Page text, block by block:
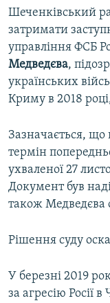
Усі сайти RFE/RL
Шеченківський
затримати
управління ФСБ
Медведєва,
українських
Криму в 2018
Зазначається, що
термін
ухваленої 27
Документ був
також Медведєва
Рішення суду
У березні 2019
за агресію Росії